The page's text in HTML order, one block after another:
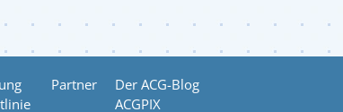
Partner
Der ACG-Blog
ACGPIX